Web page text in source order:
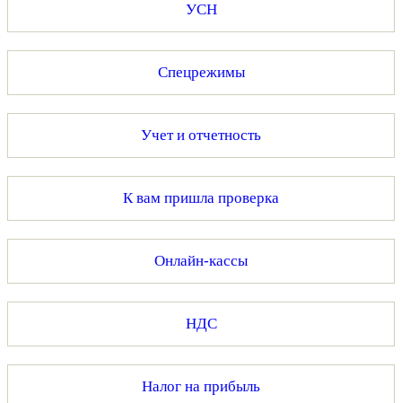
УСН
Спецрежимы
Учет и отчетность
К вам пришла проверка
Онлайн-кассы
НДС
Налог на прибыль